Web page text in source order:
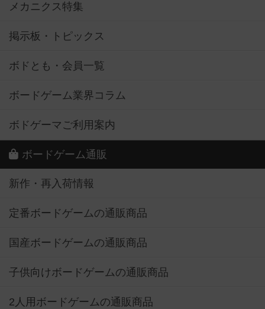
メカニクス特集
掲示板・トピックス
ボドとも・会員一覧
ボードゲーム業界コラム
ボドゲーマご利用案内
ボードゲーム通販
新作・再入荷情報
定番ボードゲームの通販商品
国産ボードゲームの通販商品
子供向けボードゲームの通販商品
2人用ボードゲームの通販商品